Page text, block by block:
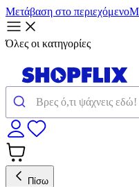
Μετάβαση στο περιεχόμενο
Όλες οι κατηγορίες
Πίσω